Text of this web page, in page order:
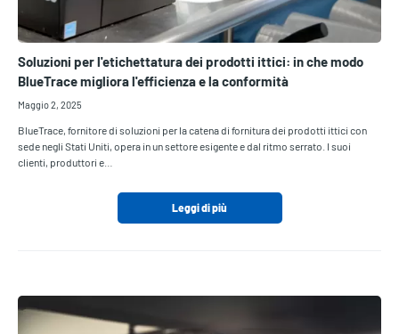
Soluzioni per l'etichettatura dei prodotti ittici: in che modo
BlueTrace migliora l'efficienza e la conformità
Maggio 2, 2025
BlueTrace, fornitore di soluzioni per la catena di fornitura dei prodotti ittici con
sede negli Stati Uniti, opera in un settore esigente e dal ritmo serrato. I suoi
clienti, produttori e…
Leggi di più